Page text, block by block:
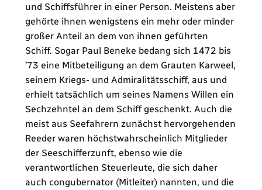
und Schiffsführer in einer Person. Meistens aber
gehörte ihnen wenigstens ein mehr oder minder
großer Anteil an dem von ihnen geführten
Schiff. Sogar Paul Beneke bedang sich 1472 bis
’73 eine Mitbeteiligung an dem Grauten Karweel,
seinem Kriegs- und Admiralitätsschiff, aus und
erhielt tatsächlich um seines Namens Willen ein
Sechzehntel an dem Schiff geschenkt. Auch die
meist aus Seefahrern zunächst hervorgehenden
Reeder waren höchstwahrscheinlich Mitglieder
der Seeschifferzunft, ebenso wie die
verantwortlichen Steuerleute, die sich daher
auch congubernator (Mitleiter) nannten, und die